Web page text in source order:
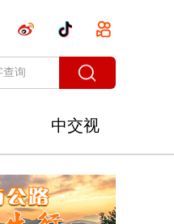
中交视
讯